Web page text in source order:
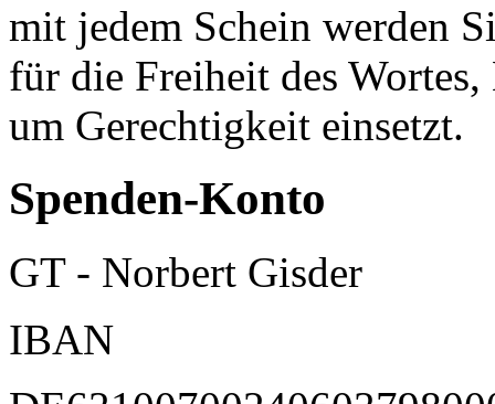
mit jedem Schein werden
für die Freiheit des
um Gerechtigkeit einsetzt.
Spenden-Konto
GT - Norbert Gisder
IBAN